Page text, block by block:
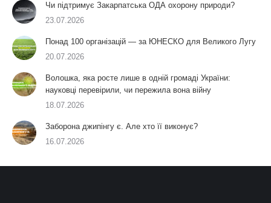
Чи підтримує Закарпатська ОДА охорону природи?
23.07.2026
Понад 100 організацій — за ЮНЕСКО для Великого Лугу
20.07.2026
Волошка, яка росте лише в одній громаді України:
науковці перевірили, чи пережила вона війну
18.07.2026
Заборона джипінгу є. Але хто її виконує?
16.07.2026